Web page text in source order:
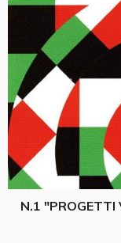
N.1 "PROGETTI